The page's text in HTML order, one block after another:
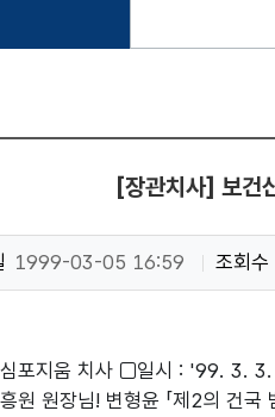
[장관치사] 보건
1999-03-05 16:59 조회수
심포지움 치사 □일시 : '99. 3.
원 원장님! 변형윤 「제2의 건